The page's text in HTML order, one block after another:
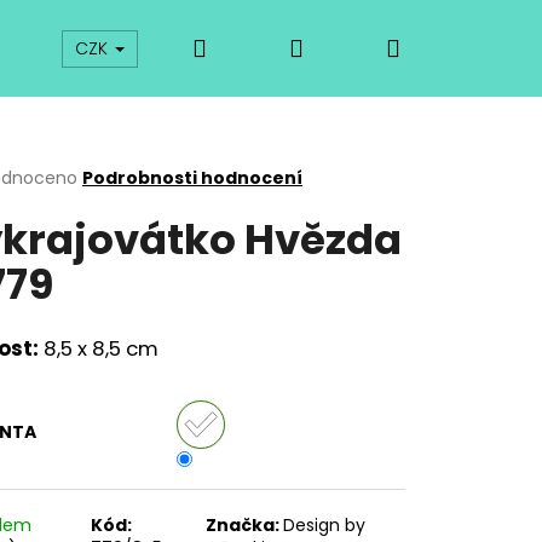
Kurzy Odkazy O vykrajovátkách
CZK Přihlášení
Podrobnosti hodnocení
Hvězda
8,5 x 8,5 cm
Kód:
Značka:Design by